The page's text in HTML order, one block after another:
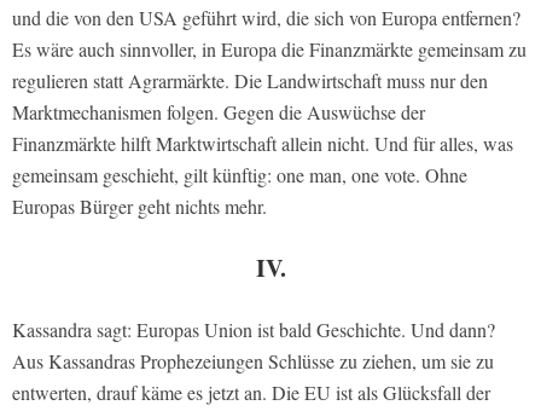
und die von den USA geführt wird, die sich von Europa entfernen?
Es wäre auch sinnvoller, in Europa die Finanzmärkte gemeinsam zu
regulieren statt Agrarmärkte. Die Landwirtschaft muss nur den
Marktmechanismen folgen. Gegen die Auswüchse der
Finanzmärkte hilft Marktwirtschaft allein nicht. Und für alles, was
gemeinsam geschieht, gilt künftig: one man, one vote. Ohne
Europas Bürger geht nichts mehr.
IV.
Kassandra sagt: Europas Union ist bald Geschichte. Und dann?
Aus Kassandras Prophezeiungen Schlüsse zu ziehen, um sie zu
entwerten, drauf käme es jetzt an. Die EU ist als Glücksfall der